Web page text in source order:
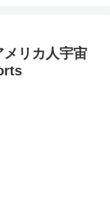
メリカ人宇宙